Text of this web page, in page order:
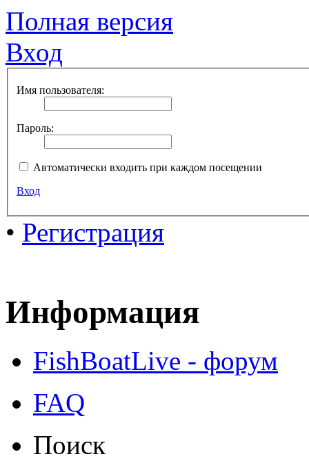
Полная версия
Вход
Имя пользователя:
Пароль:
Автоматически входить при каждом посещении
Вход
• Регистрация
Информация
FishBoatLive - форум
FAQ
Поиск